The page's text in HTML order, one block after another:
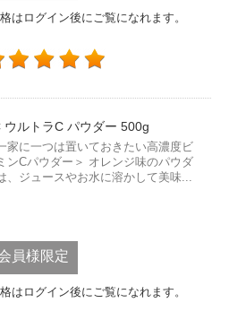
はログイン後にご覧になれます。
ウルトラC パウダー 500g
家に一つは置いておきたい高濃度ビ
ンCパウダー＞ オレンジ味のパウダ
、ジュースやお水に溶かして美味...
員様限定
はログイン後にご覧になれます。